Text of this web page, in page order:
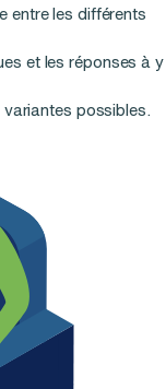
entre les différents
et les réponses à y
variantes possibles.